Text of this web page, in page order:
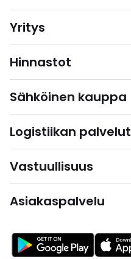
Yritys
Hinnastot
Sähköinen kauppa
Logistiikan palvelut
Vastuullisuus
Asiakaspalvelu